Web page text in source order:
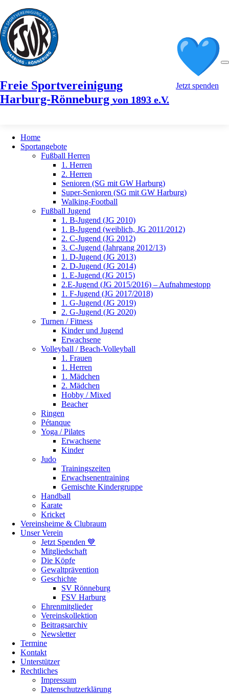
Freie Sportvereinigung
Harburg-Rönneburg von 1893 e.V.
Jetzt spenden
Home
Sportangebote
Fußball Herren
1. Herren
2. Herren
Senioren (SG mit GW Harburg)
Super-Senioren (SG mit GW Harburg)
Walking-Football
Fußball Jugend
1. B-Jugend (JG 2010)
1. B-Jugend (weiblich, JG 2011/2012)
2. C-Jugend (JG 2012)
3. C-Jugend (Jahrgang 2012/13)
1. D-Jugend (JG 2013)
2. D-Jugend (JG 2014)
1. E-Jugend (JG 2015)
2.E-Jugend (JG 2015/2016) – Aufnahmestopp
1. F-Jugend (JG 2017/2018)
1. G-Jugend (JG 2019)
2. G-Jugend (JG 2020)
Turnen / Fitness
Kinder und Jugend
Erwachsene
Volleyball / Beach-Volleyball
1. Frauen
1. Herren
1. Mädchen
2. Mädchen
Hobby / Mixed
Beacher
Ringen
Pétanque
Yoga / Pilates
Erwachsene
Kinder
Judo
Trainingszeiten
Erwachsenentraining
Gemischte Kindergruppe
Handball
Karate
Kricket
Vereinsheime & Clubraum
Unser Verein
Jetzt Spenden 💙
Mitgliedschaft
Die Köpfe
Gewaltprävention
Geschichte
SV Rönneburg
FSV Harburg
Ehrenmitglieder
Vereinskollektion
Beitragsarchiv
Newsletter
Termine
Kontakt
Unterstützer
Rechtliches
Impressum
Datenschutzerklärung